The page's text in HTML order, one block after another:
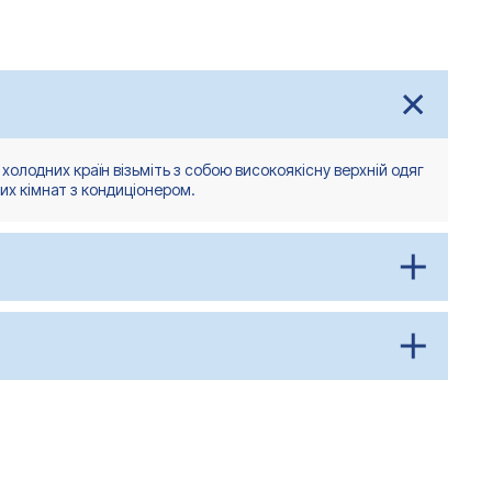
країн візьміть з собою високоякісну верхній одяг
кімнат з кондиціонером.